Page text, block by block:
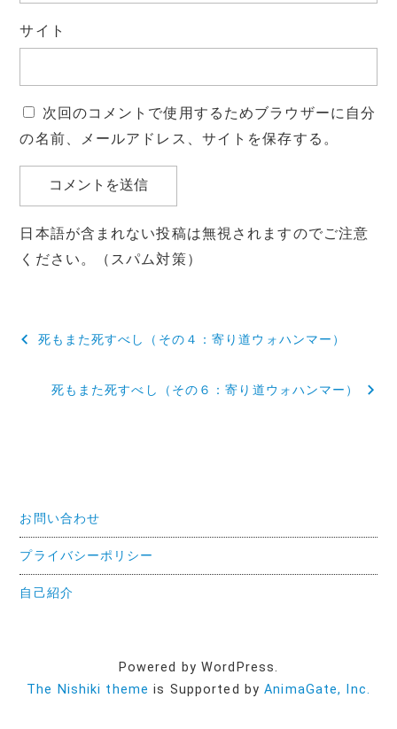
サイト
次回のコメントで使用するためブラウザーに自分
の名前、メールアドレス、サイトを保存する。
日本語が含まれない投稿は無視されますのでご注意
ください。（スパム対策）
投
シ
ョ
ン
死もまた死すべし（その４：寄り道ウォハンマー）
死もまた死すべし（その６：寄り道ウォハンマー）
お問い合わせ
プライバシーポリシー
自己紹介
Powered by WordPress.
The Nishiki theme is Supported byAnimaGate, Inc.